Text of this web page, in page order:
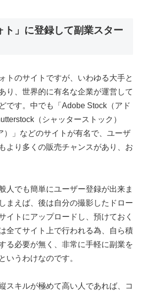
ト」に登録して副業スター
トのサイトですが、いわゆる大手と
り、世界的に有名な企業が運営して
です。中でも「Adobe Stock（アド
（シャッターストック）
）」などのサイトが有名で、ユーザ
より多くの販売チャンスがあり、お
人でも簡単にユーザー登録が出来ま
まえば、後は自分の撮影したドロー
イトにアップロードし、預けておく
全てサイト上で行われる為、自ら積
る必要が無く、非常に手軽に副業を
いうわけなのです。
スキルが極めて高い人であれば、コ